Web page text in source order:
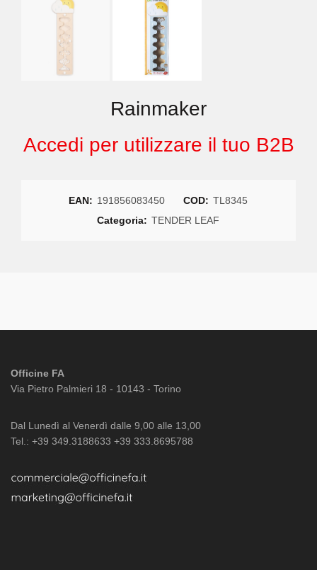
Rainmaker
Accedi per utilizzare il tuo B2B
EAN: 191856083450 COD: TL8345
Categoria: TENDER LEAF
Officine FA
Via Pietro Palmieri 18 - 10143 - Torino
Dal Lunedì al Venerdì dalle 9,00 alle 13,00
Tel.: +39 349.3188633 +39 333.8695788